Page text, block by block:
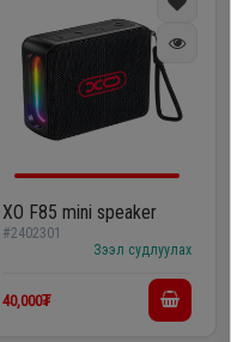
XO F85 mini speaker
#2402301
Зээл судлуулах
40,000₮